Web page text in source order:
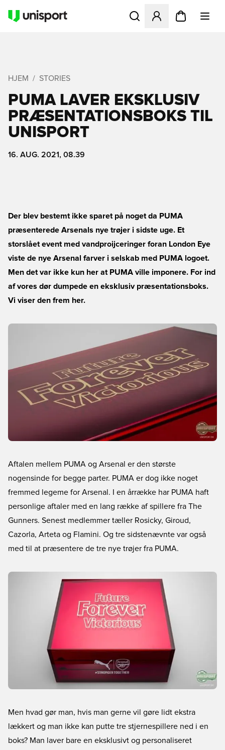
Åbner en Modal til at
HJEM STORIES
PUMA LAVER EKSKLUSIV
PRÆSENTATIONSBOKS TIL
UNISPORT
16. AUG. 2021, 08.39
Der blev bestemt ikke sparet på noget da PUMA
præsenterede Arsenals nye trøjer i sidste uge. Et
storslået event med vandproijceringer foran London Eye
viste de nye Arsenal farver i selskab med PUMA logoet.
Men det var ikke kun her at PUMA ville imponere. For ind
af vores dør dumpede en eksklusiv præsentationsboks.
Vi viser den frem her.
Aftalen mellem PUMA og Arsenal er den største
nogensinde for begge parter. PUMA er dog ikke noget
fremmed legeme for Arsenal. I en årrække har PUMA haft
personlige aftaler med en lang række af spillere fra The
Gunners. Senest medlemmer tæller Rosicky, Giroud,
Cazorla, Arteta og Flamini. Og tre sidstenævnte var også
med til at præsentere de tre nye trøjer fra PUMA.
Men hvad gør man, hvis man gerne vil gøre lidt ekstra
lækkert og man ikke kan putte tre stjernespillere ned i en
boks? Man laver bare en eksklusivt og personaliseret